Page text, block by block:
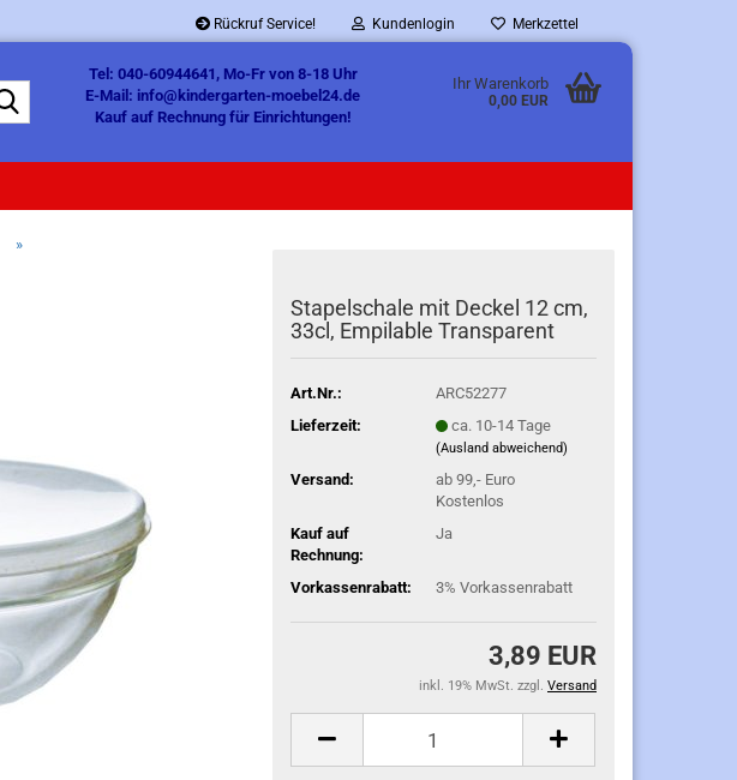
Rückruf Service! Kundenlogin Merkzettel
Tel: 040-60944641, Mo-Fr von 8-18 Uhr
E-Mail: info@kindergarten-moebel24.de
Kauf auf Rechnung für Einrichtungen!
Ihr Warenkorb
0,00 EUR
»
Stapelschale mit Deckel 12 cm,
33cl, Empilable Transparent
Art.Nr.:
ARC52277
Lieferzeit:
ca. 10-14 Tage
(Ausland abweichend)
Versand:
ab 99,- Euro
Kostenlos
Kauf auf
Rechnung:
Ja
Vorkassenrabatt: 3% Vorkassenrabatt
3,89 EUR
inkl. 19% MwSt. zzgl. Versand